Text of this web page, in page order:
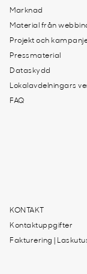
Marknad
Material från
Projekt och
Pressmaterial
Dataskydd
Lokalavdelningars
FAQ
KONTAKT
Kontaktuppgifter
Fakturering |